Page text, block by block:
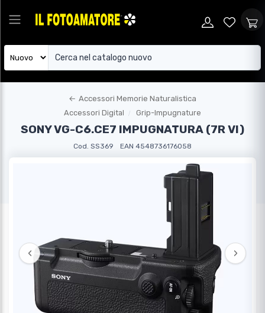
← Accessori Memorie Naturalistica
Accessori Digital
Grip-Impugnature
SONY VG-C6.CE7 IMPUGNATURA (7R VI)
Cod. SS369 EAN 4548736176058
‹ ›